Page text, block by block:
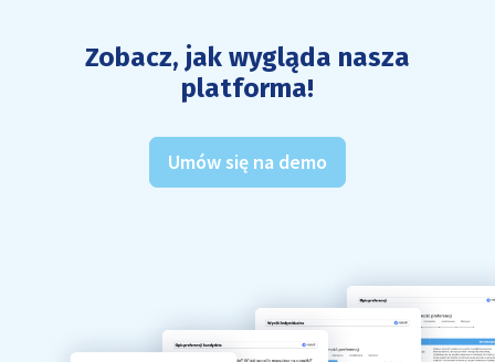
Zobacz, jak wygląda nasza
platforma!
Umów się na demo